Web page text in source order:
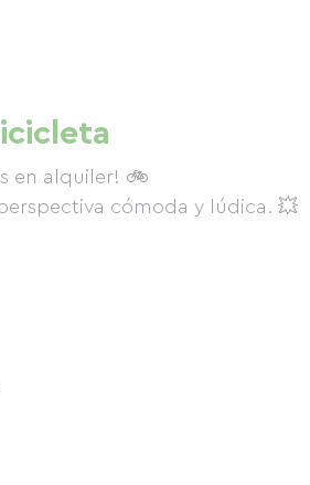
en alquiler! 🚲
cómoda y lúdica. 💥